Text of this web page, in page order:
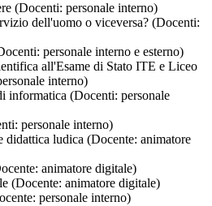
(Docenti: personale interno)
dell'uomo o viceversa? (Docenti:
personale interno e esterno)
all'Esame di Stato ITE e Liceo
interno)
informatica (Docenti: personale
personale interno)
didattica ludica (Docente: animatore
animatore digitale)
(Docente: animatore digitale)
personale interno)